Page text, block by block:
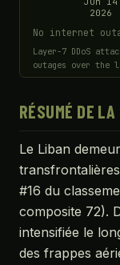
2026
No internet
Layer-7 DDoS
outages over the
RÉSUMÉ DE
Le Liban
#16 du
composite 72).
intensifiée le
des frappes